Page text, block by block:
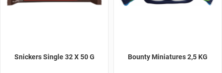
Snickers Single 32 X 50 G Bounty Miniatures 2,5 KG